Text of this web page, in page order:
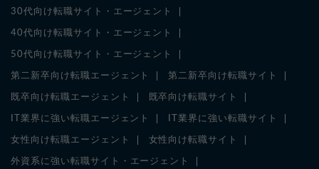
30代向け転職サイト・エージェント
40代向け転職サイト・エージェント
50代向け転職サイト・エージェント
第二新卒向け転職エージェント 第二新卒向け転職サイト
既卒向け転職エージェント 既卒向け転職サイト
IT業界に強い転職エージェント IT業界に強い転職サイト
女性向け転職エージェント 女性向け転職サイト
外資系に強い転職サイト・エージェント